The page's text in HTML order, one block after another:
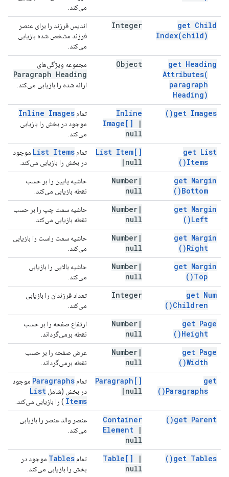
می‌کند.
get Child
Index(child)
Integer
اندیس فرزند را برای عنصر
فرزند مشخص شده بازیابی
می‌کند.
get Heading
Attributes(
paragraph
Heading)
Object مجموعه ویژگی‌های
Paragraph Heading
ارائه شده را بازیابی می‌کند.
get Images(
)
Inline
Image[]
|
null
تمام Inline Images
موجود در بخش را بازیابی
می‌کند.
get List
Items(
)
List Item[]
| null
تمام List Items موجود
در بخش را بازیابی می‌کند.
get Margin
Bottom(
)
Number |
null
حاشیه پایین را بر حسب
نقطه بازیابی می‌کند.
get Margin
Left(
)
Number |
null
حاشیه سمت چپ را بر حسب
نقطه بازیابی می‌کند.
get Margin
Right(
)
Number |
null
حاشیه سمت راست را بازیابی
می‌کند.
get Margin
Top(
)
Number |
null
حاشیه بالایی را بازیابی
می‌کند.
get Num
Children(
)
Integer
تعداد فرزندان را بازیابی
می‌کند.
get Page
Height(
)
Number |
null
ارتفاع صفحه را بر حسب
نقطه برمی‌گرداند.
get Page
Width(
)
Number |
null
عرض صفحه را بر حسب
نقطه برمی‌گرداند.
get
Paragraphs(
)
Paragraph[]
| null
تمام Paragraphs موجود
در بخش (شامل List
Items ) را بازیابی می‌کند.
get Parent(
)
Container
Element
|
null
عنصر والد عنصر را بازیابی
می‌کند.
get Tables(
)
Table[]
|
null
تمام Tables موجود در
بخش را بازیابی می‌کند.